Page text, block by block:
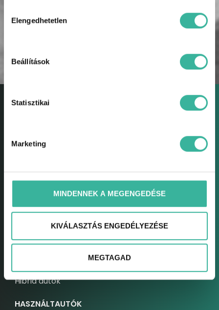
kiválasztása
Elengedhetetlen
Beállítások
Statisztikai
Marketing
MINDENNEK A MEGENGEDÉSE
KIVÁLASZTÁS ENGEDÉLYEZÉSE
MEGTAGAD
GABLINI
Környezetvédelem
Fejlesztések
Karrier
Hibrid autók
HASZNÁLTAUTÓK